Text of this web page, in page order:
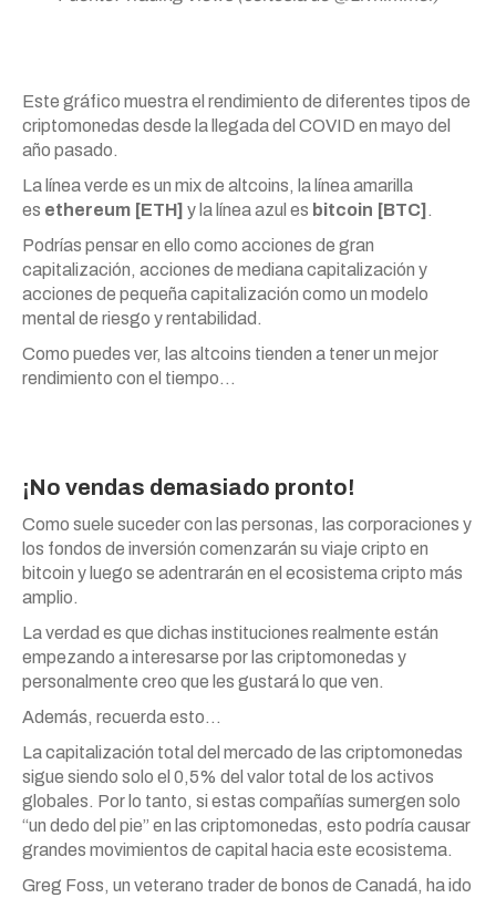
Este gráfico muestra el rendimiento de diferentes tipos de
criptomonedas desde la llegada del COVID en mayo del
año pasado.
La línea verde es un mix de altcoins, la línea amarilla
es ethereum [ETH] y la línea azul es bitcoin [BTC] .
Podrías pensar en ello como acciones de gran
capitalización, acciones de mediana capitalización y
acciones de pequeña capitalización como un modelo
mental de riesgo y rentabilidad.
Como puedes ver, las altcoins tienden a tener un mejor
rendimiento con el tiempo…
¡No vendas demasiado pronto!
Como suele suceder con las personas, las corporaciones y
los fondos de inversión comenzarán su viaje cripto en
bitcoin y luego se adentrarán en el ecosistema cripto más
amplio.
La verdad es que dichas instituciones realmente están
empezando a interesarse por las criptomonedas y
personalmente creo que les gustará lo que ven.
Además, recuerda esto…
La capitalización total del mercado de las criptomonedas
sigue siendo solo el 0,5% del valor total de los activos
globales. Por lo tanto, si estas compañías sumergen solo
“un dedo del pie” en las criptomonedas, esto podría causar
grandes movimientos de capital hacia este ecosistema.
Greg Foss, un veterano trader de bonos de Canadá, ha ido